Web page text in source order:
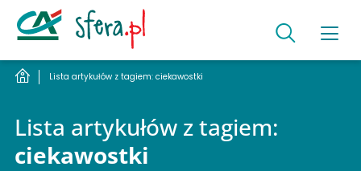
Lista artykułów z tagiem: ciekawostki
Lista artykułów z tagiem:
ciekawostki